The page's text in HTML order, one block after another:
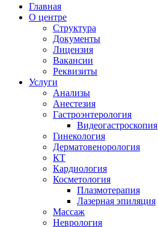
Главная
О центре
Структура
Документы
Лицензия
Вакансии
Реквизиты
Услуги
Анализы
Анестезия
Гастроэнтерология
Видеогастроскопия
Гинекология
Дерматовенорология
КТ
Кардиология
Косметология
Плазмотерапия
Лазерная эпиляция
Массаж
Неврология